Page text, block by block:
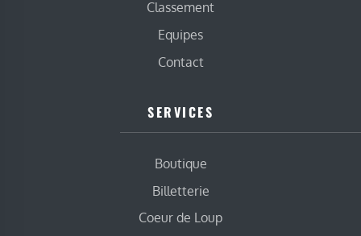
Classement
Equipes
Contact
SERVICES
Boutique
Billetterie
Coeur de Loup